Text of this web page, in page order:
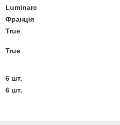
Luminarc
Франція
True
True
6 шт.
6 шт.